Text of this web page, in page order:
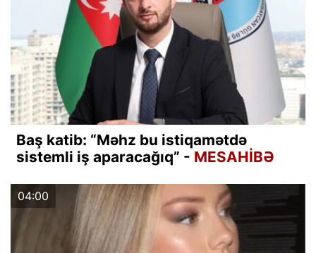
Baş katib: “Məhz bu istiqamətdə
sistemli iş aparacağıq” - MESAHİBƏ
04:00